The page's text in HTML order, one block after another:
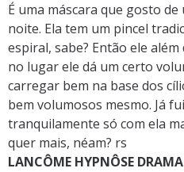
É uma máscara que gosto
noite. Ela tem um pincel
espiral, sabe? Então ele
no lugar ele dá um certo
carregar bem na base dos
bem volumosos mesmo. Já
tranquilamente só com ela
quer mais, néam? rs
LANCÔME HYPNÔSE